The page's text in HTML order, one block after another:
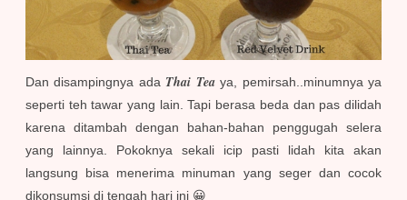
Dan disampingnya ada Thai Teaya, pemirsah..minumnya ya
seperti teh tawar yang lain. Tapi berasa beda dan pas dilidah
karena ditambah dengan bahan-bahan penggugah selera
yang lainnya. Pokoknya sekali icip pasti lidah kita akan
langsung bisa menerima minuman yang seger dan cocok
dikonsumsi di tengah hari ini 😀